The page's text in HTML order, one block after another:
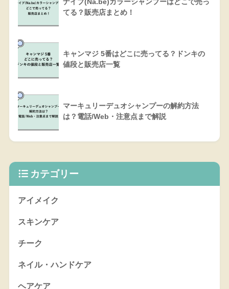
ナイブ(Na.be)カラーシャンプーはどこで売っ
てる？販売店まとめ！
キャンマジ 5番はどこに売ってる？ドンキの
値段と販売店一覧
マーキュリーデュオシャンプーの解約方法
は？電話/Web・注意点まで解説
カテゴリー
アイメイク
スキンケア
チーク
ネイル・ハンドケア
ヘアケア